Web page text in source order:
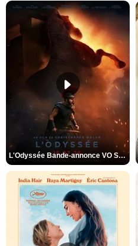
L'Odyssée Bande-annonce VO STFR